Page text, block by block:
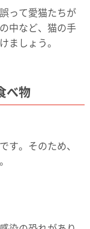
って愛猫たちが
中など、猫の手
ましょう。
べ物
。そのため、